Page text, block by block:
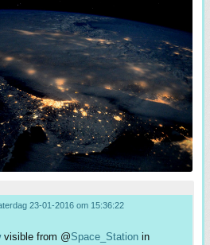
23-01-2016 om 15:36:22
visible from @Space_Station in